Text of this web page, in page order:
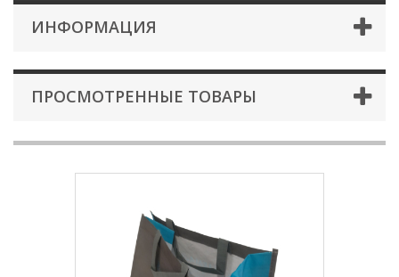
ИНФОРМАЦИЯ
ПРОСМОТРЕННЫЕ ТОВАРЫ